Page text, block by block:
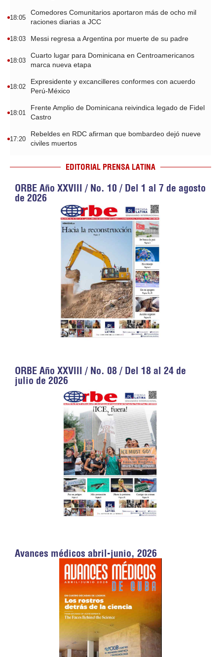
18:05
Comedores Comunitarios aportaron más de ocho mil
raciones diarias a JCC
18:03 Messi regresa a Argentina por muerte de su padre
18:03
Cuarto lugar para Dominicana en Centroamericanos
marca nueva etapa
18:02
Expresidente y excancilleres conformes con acuerdo
Perú-México
18:01
Frente Amplio de Dominicana reivindica legado de Fidel
Castro
17:20
Rebeldes en RDC afirman que bombardeo dejó nueve
civiles muertos
EDITORIAL PRENSA LATINA
ORBE Año XXVIII / No. 10 / Del 1 al 7 de agosto
de 2026
ORBE Año XXVIII / No. 08 / Del 18 al 24 de
julio de 2026
Avances médicos abril-junio, 2026